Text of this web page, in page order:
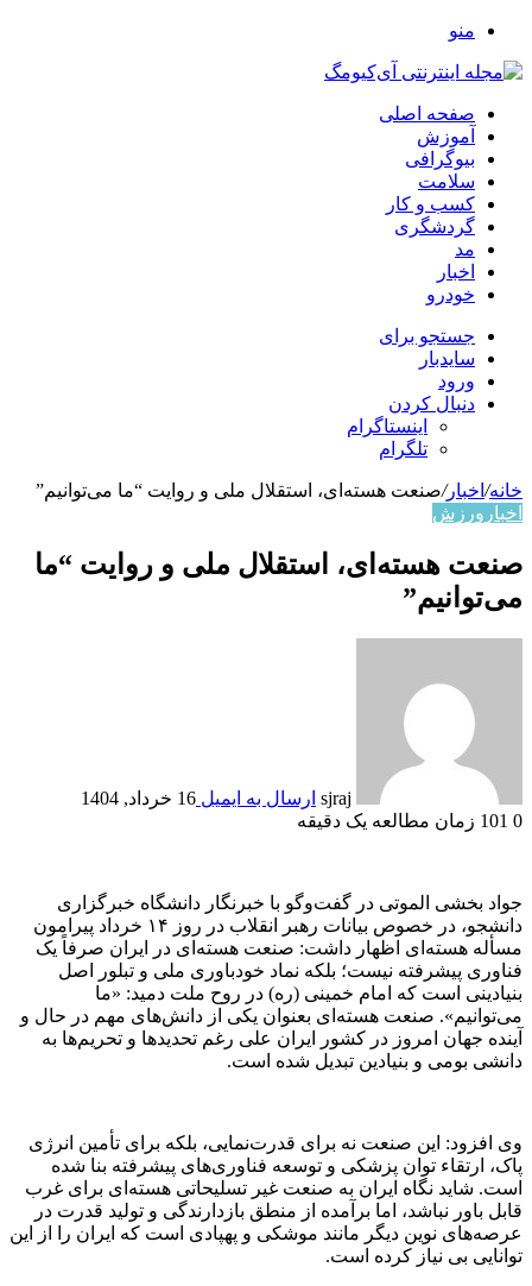
منو
صفحه اصلی
آموزش
بیوگرافی
سلامت
کسب و کار
گردشگری
مد
اخبار
خودرو
جستجو برای
سایدبار
ورود
دنبال کردن
اینستاگرام
تلگرام
خانه/ اخبار/صنعت هسته‌ای، استقلال ملی و روایت “ما می‌توانیم”
اخبار ورزش
صنعت هسته‌ای، استقلال ملی و روایت “ما
می‌توانیم”
sjraj ارسال به ایمیل 16 خرداد, 1404
0
زمان مطالعه یک دقیقه
جواد بخشی الموتی در گفت‌و‌گو با خبرنگار دانشگاه خبرگزاری
دانشجو، در خصوص بیانات رهبر انقلاب در روز ۱۴ خرداد پیرامون
مسأله هسته‌ای اظهار داشت: صنعت هسته‌ای در ایران صرفاً یک
فناوری پیشرفته نیست؛ بلکه نماد خودباوری ملی و تبلور اصل
بنیادینی است که امام خمینی (ره) در روح ملت دمید: «ما
می‌توانیم». صنعت هسته‌ای بعنوان یکی از دانش‌های مهم در حال و
آینده جهان امروز در کشور ایران علی رغم تحدید‌ها و تحریم‌ها به
دانشی بومی و بنیادین تبدیل شده است.
وی افزود: این صنعت نه برای قدرت‌نمایی، بلکه برای تأمین انرژی
پاک، ارتقاء توان پزشکی و توسعه فناوری‌های پیشرفته بنا شده
است. شاید نگاه ایران به صنعت غیر تسلیحاتی هسته‌ای برای غرب
قابل باور نباشد، اما برآمده از منطق بازدارندگی و تولید قدرت در
عرصه‌های نوین دیگر مانند موشکی و پهپادی است که ایران را از این
توانایی بی نیاز کرده است.